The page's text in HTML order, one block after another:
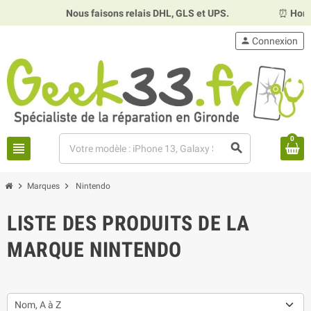
Nous faisons relais DHL, GLS et UPS. ⏰
view_headline search
person Connexion
0
chevron_right Marques chevron_right Nintendo
LISTE DES PRODUITS DE LA
MARQUE NINTENDO
Nom, A à Z